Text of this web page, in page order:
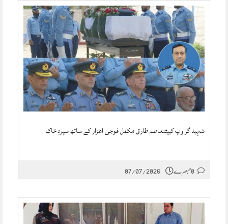
شہید گر وپ کیپٹنعاصم طارق مکمل فوجی اعزاز کے ساتھ سپردِ خاک
07/07/2026